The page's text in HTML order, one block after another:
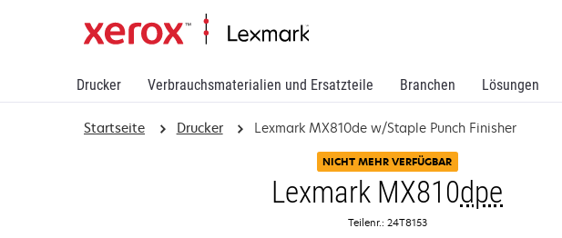
Drucker Verbrauchsmaterialien und Ersatzteile Branchen Lösungen
Startseite Drucker Lexmark MX810de w/Staple Punch Finisher
NICHT MEHR VERFÜGBAR
Lexmark MX810dpe
Teilenr.: 24T8153